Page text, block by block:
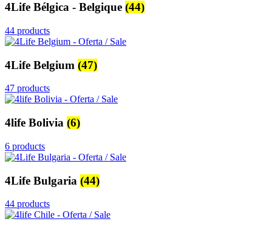
4Life Bélgica - Belgique (44)
44 products
4Life Belgium (47)
47 products
4life Bolivia (6)
6 products
4Life Bulgaria (44)
44 products